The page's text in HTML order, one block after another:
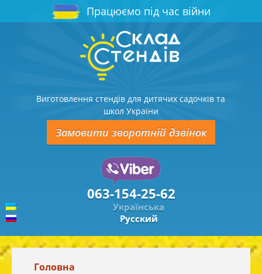
Працюємо під час війни
Виготовлення стендів для дитячих садочків та
школ України
Замовити зворотній дзвінок
063-154-25-62
Українська
Русский
Головна